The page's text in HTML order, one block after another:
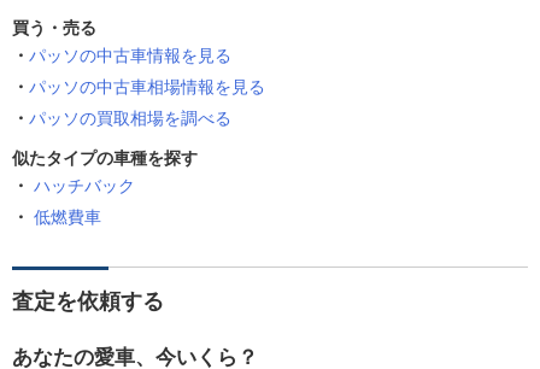
買う・売る
パッソの中古車情報を見る
パッソの中古車相場情報を見る
パッソの買取相場を調べる
似たタイプの車種を探す
ハッチバック
低燃費車
査定を依頼する
あなたの愛車、今いくら？